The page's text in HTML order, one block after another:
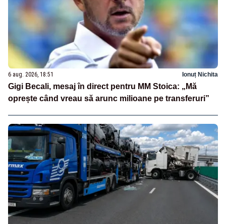
6 aug. 2026, 18:51 Ionuț Nichita
Gigi Becali, mesaj în direct pentru MM Stoica: „Mă
oprește când vreau să arunc milioane pe transferuri”